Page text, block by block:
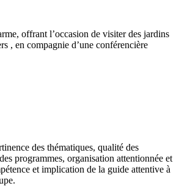
offrant l’occasion de visiter des jardins
, en compagnie d’une conférencière
des thématiques, qualité des
programmes, organisation attentionnée et
et implication de la guide attentive à